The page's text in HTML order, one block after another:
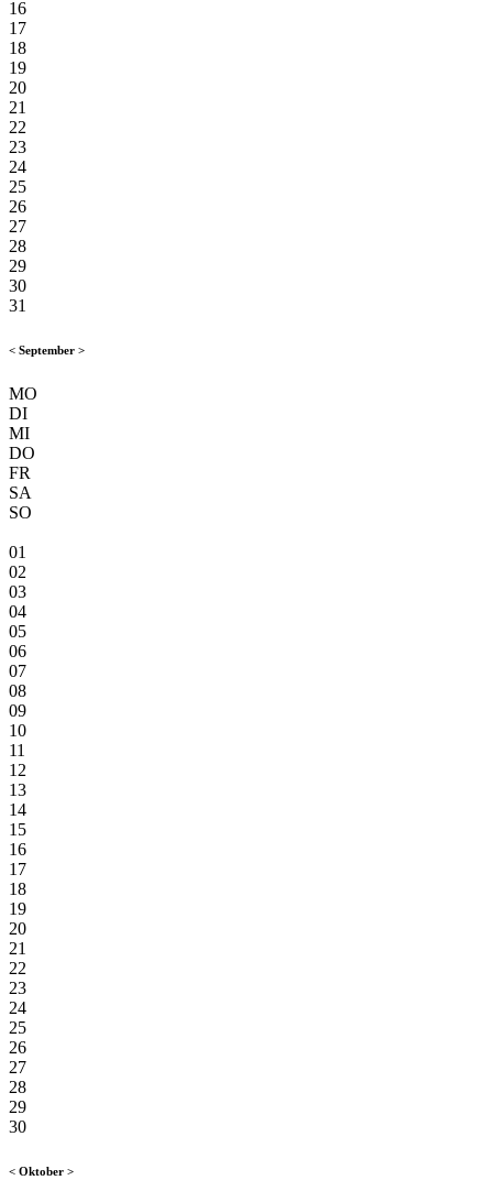
16
17
18
19
20
21
22
23
24
25
26
27
28
29
30
31
< September >
MO
DI
MI
DO
FR
SA
SO
01
02
03
04
05
06
07
08
09
10
11
12
13
14
15
16
17
18
19
20
21
22
23
24
25
26
27
28
29
30
< Oktober >